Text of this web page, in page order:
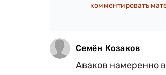
комментировать
Семён Козаков
Аваков намеренно